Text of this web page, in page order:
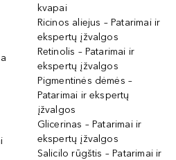
kvapai
Ricinos aliejus – Patarimai ir
ekspertų įžvalgos
Retinolis – Patarimai ir
ekspertų įžvalgos
Pigmentinės dėmės –
Patarimai ir ekspertų
įžvalgos
Glicerinas – Patarimai ir
ekspertų įžvalgos
Salicilo rūgštis – Patarimai ir